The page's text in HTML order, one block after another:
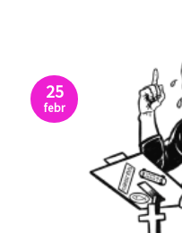
25
febr